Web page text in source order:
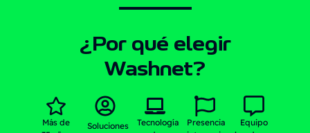
¿Por qué elegir
Washnet?
Más de
Soluciones
Tecnología
Presencia
Equipo